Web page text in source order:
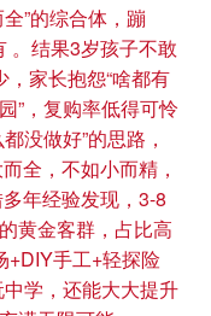
”的综合体，蹦
。结果3岁孩子不敢
家长抱怨“啥都有
”，复购率低得可怜
没做好”的思路，
全，不如小而精，
年经验发现，3-8
黄金客群，占比高
+DIY手工+轻探险
学，还能大大提升